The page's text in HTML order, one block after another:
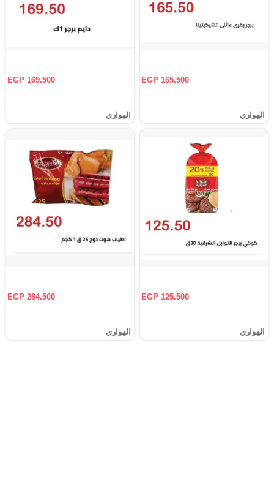
EGP 165.500
الهواري
EGP 169.500
الهواري
EGP 125.500
الهواري
EGP 284.500
الهواري